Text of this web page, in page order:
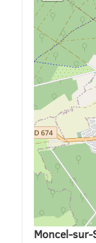
Moncel-sur-